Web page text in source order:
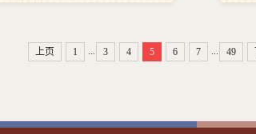
上页 1 ... 3 4 5 6 7 ... 49